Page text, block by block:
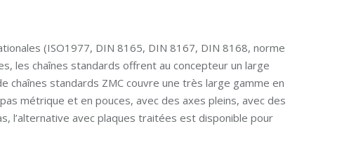
(ISO1977, DIN 8165, DIN 8167, DIN 8168, norme
les chaînes standards offrent au concepteur un large
chaînes standards ZMC couvre une très large gamme en
métrique et en pouces, avec des axes pleins, avec des
l’alternative avec plaques traitées est disponible pour